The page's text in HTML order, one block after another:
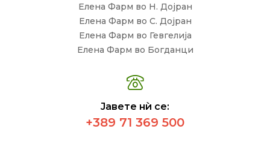
Елена Фарм во Н. Дојран
Елена Фарм во С. Дојран
Елена Фарм во Гевгелија
Елена Фарм во Богданци
Јавете нѝ се:
+389 71 369 500